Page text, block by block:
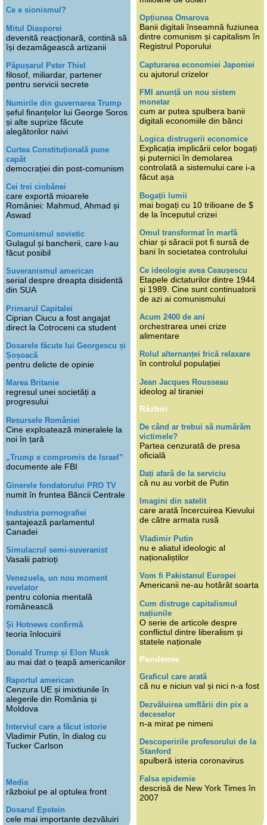
Ce e sionismul?
Mitul Diasporei
devenită reacționară, contină să
își dezamăgească artizanii
Păpușarul Peter Thiel
filosof, miliardar, partener
pentru servicii secrete
Numirile din guvernarea Trump
șeful finanțelor lui George Soros
și alte suprize făcute
alegătorilor naivi
Curtea Constituțională pune
capăt
democrației din post-comunism
Cei trei ciobănei
care exportă mioarele
României: Mahmud, Ahmad și
Aswad
Comunismul sovietic
Gulagul și bancherii, care l-au
făcut posibil
Suveranismul american
serial despre dreapta disidentă
din SUA
Primarul Capitalei
Ciprian Ciucu a fost angajat
direct la Cotroceni ca student
Dosarele făcute lui Georgescu și
Șoșoacă
pentru delicte de opinie
Marea Britanie
regresul unei societăți a
progresului
Resursele României
Cine exploatează mineralele la
noi în țară
„Trump e compromis de Israel”
documente ale FBI
Ginerele fondatorului PRO TV
numit în fruntea Băncii Centrale
Industria pornografiei
șantajează parlamentul
Canadei
Simulacrul semi-suveranist
Vasalii patrioți
Venezuela, un nou moment
revelator
pentru colonia mentală
românească
Și Hotnews confirmă
teoria înlocuirii
Donald Trump și Elon Musk
au mai dat o țeapă americanilor
Raportul american
Cenzura UE și imixtiunile în
alegerile din România și
Moldova
Interviul care a făcut istorie
Vladimir Putin, în dialog cu
Tucker Carlson
Media
războiul pe al optulea front
Dosarul Epstein
cele mai importante dezvăluiri
Opțiunea Omarova
Banii digitali înseamnă fuziunea
dintre comunism și capitalism în
Registrul Poporului
Capturarea economiei Japoniei
cu ajutorul crizelor
FMI anunță un nou sistem
monetar
cum ar putea spulbera banii
digitali economiile din bănci
Logica distrugerii economice
Explicația implicării celor bogați
și puternici în demolarea
controlată a sistemului care i-a
făcut așa
Bogații lumii
mai bogați cu 10 trilioane de $
de la începutul crizei
Omul transformat în marfă
chiar și săracii pot fi sursă de
bani în societatea controlului
Ce ideologie avea Ceaușescu
Etapele dictaturilor dintre 1944
și 1989. Cine sunt continuatorii
de azi ai comunismului
Acum 2400 de ani
orchestrarea unei crize
alimentare
Rolul alternanței frică relaxare
în controlul populației
Jean Jacques Rousseau
ideolog al tiraniei
Război
De când ar trebui să numărăm
victimele?
Partea cenzurată de presa
oficială
Dați afară de la serviciu
că nu au vorbit de Putin
Imagini din satelit
care arată încercuirea Kievului
de către armata rusă
Vladimir Putin
nu e aliatul ideologic al
naționaliștilor
Vom fi Pakistanul Europei
Americanii ne-au hotărât soarta
Cum distruge capitalismul
națiunile
O serie de articole despre
conflictul dintre liberalism și
statele naționale
Pandemie
Graficul care arată
că nu e niciun val și nici n-a fost
Dezvăluirea umflării din pix a
deceselor
n-a mirat pe nimeni
Descoperirile profesorului de la
Stanford
spulberă isteria coronavirus
Falsa epidemie
descrisă de New York Times în
2007